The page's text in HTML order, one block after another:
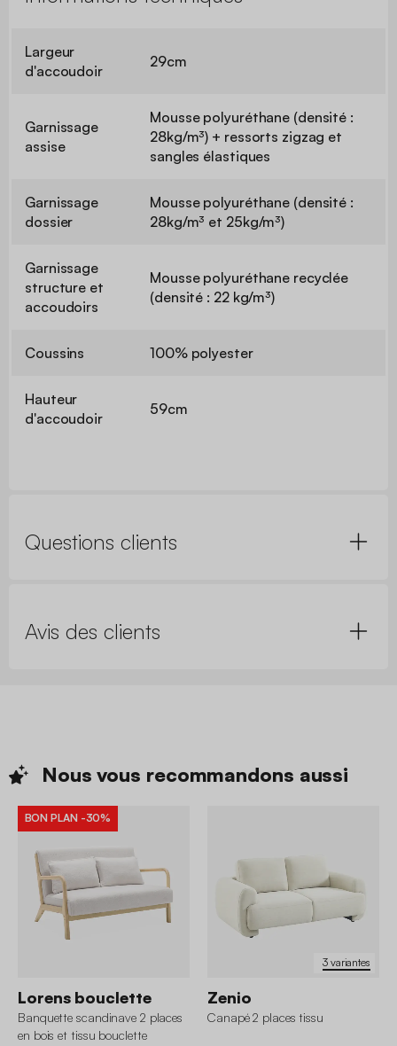
Largeur
d'accoudoir
29cm
Garnissage
assise
Mousse polyuréthane (densité :
28kg/m³) + ressorts zigzag et
sangles élastiques
Garnissage
dossier
Mousse polyuréthane (densité :
28kg/m³ et 25kg/m³)
Garnissage
structure et
accoudoirs
Mousse polyuréthane recyclée
(densité : 22 kg/m³)
Coussins 100% polyester
Hauteur
d'accoudoir
59cm
Questions clients
Avis des clients
Nous vous recommandons aussi
BON PLAN -30%
Lorens bouclette
Banquette scandinave 2 places
en bois et tissu bouclette
3 variantes
Zenio
Canapé 2 places tissu